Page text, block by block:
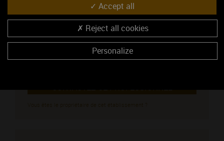
21630 POMMARD
Monsieur BADUEL Guillaume
03 80 22 55 85
https://www.facebook.com/Domainebaduelguillaume?
CONTACTEZ CE PROFESSIONNEL
Accept all
Reject all cookies
Personalize